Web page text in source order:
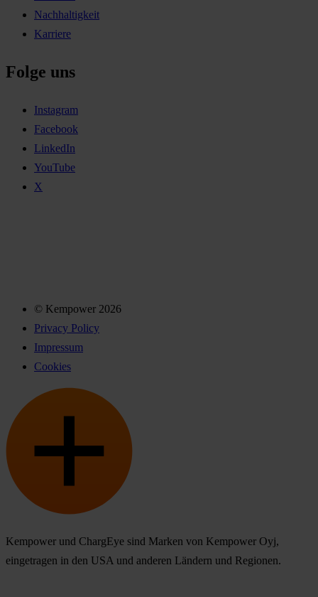
Nachhaltigkeit
Karriere
Folge uns
Instagram
Facebook
LinkedIn
YouTube
X
© Kempower 2026
Privacy Policy
Impressum
Cookies
Kempower und ChargEye sind Marken von Kempower Oyj,
eingetragen in den USA und anderen Ländern und Regionen.